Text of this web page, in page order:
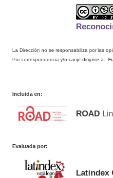
La Dirección no se responsabiliza por las
Por correspondencia y/o canje dirigirse a:
Incluida en:
ROAD
Evaluada por:
Latindex